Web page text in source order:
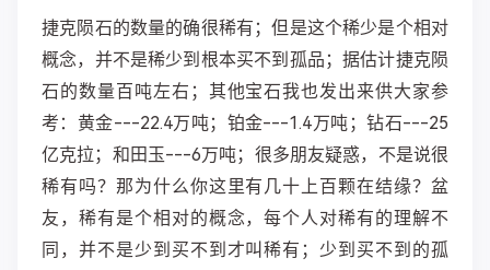
捷克陨石的数量的确很稀有；但是这个稀少是个相对
概念，并不是稀少到根本买不到孤品；据估计捷克陨
石的数量百吨左右；其他宝石我也发出来供大家参
考：黄金---22.4万吨；铂金---1.4万吨；钻石---25
亿克拉；和田玉---6万吨；很多朋友疑惑，不是说很
稀有吗？那为什么你这里有几十上百颗在结缘？盆
友，稀有是个相对的概念，每个人对稀有的理解不
同，并不是少到买不到才叫稀有；少到买不到的孤